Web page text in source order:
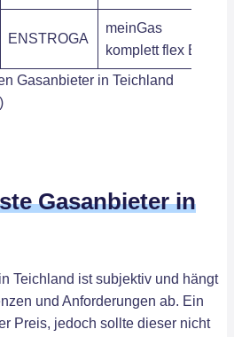
ENSTROGA
meinGas
komplett flex B
Gasanbieter in Teichland
Gasanbieter in
Teichland ist subjektiv und hängt
und Anforderungen ab. Ein
Preis, jedoch sollte dieser nicht